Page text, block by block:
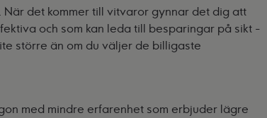
det kommer till vitvaror gynnar det dig att
och som kan leda till besparingar på sikt -
större än om du väljer de billigaste
med mindre erfarenhet som erbjuder lägre